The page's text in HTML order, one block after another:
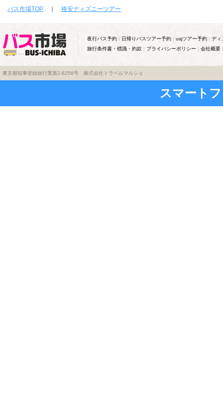
バス市場TOP 格安ディズニーツアー
夜行バス予約 | 日帰りバスツアー予約 | usjツアー予約 | ディ
旅行条件書・標識・約款 | プライバシーポリシー | 会社概要
東京都知事登録旅行業第2-6256号 株式会社トラベルマルシェ
スマート